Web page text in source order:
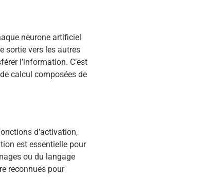
neurone artificiel
sortie vers les autres
l’information. C’est
calcul composées de
d’activation,
est essentielle pour
ou du langage
reconnues pour